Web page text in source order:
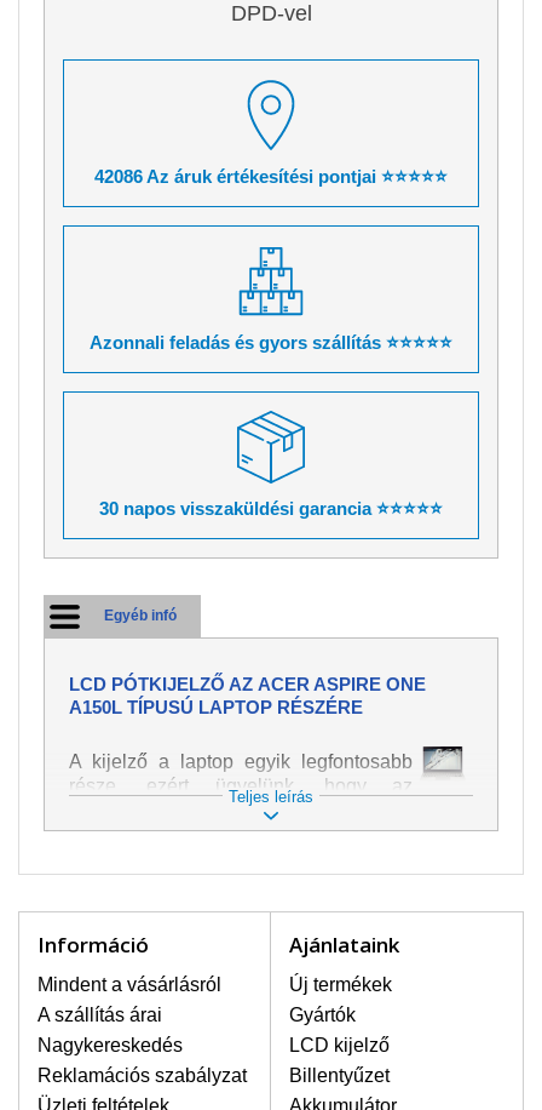
DPD-vel
42086 Az áruk értékesítési pontjai ⭐⭐⭐⭐⭐
Azonnali feladás és gyors szállítás ⭐⭐⭐⭐⭐
30 napos visszaküldési garancia ⭐⭐⭐⭐⭐
Egyéb infó
LCD PÓTKIJELZŐ AZ ACER ASPIRE ONE
A150L TÍPUSÚ LAPTOP RÉSZÉRE
A kijelző a laptop egyik legfontosabb
része, ezért ügyelünk, hogy az
pótalkatrész a legjobb minőségű
legyen. A kép és szöveg különféle
laptoppal legnagyobb óvatossággal
bekövetkezett sérülések közé a
mechanikai sérüléseket lehet besorolni,
mint pl. széttört vagy megrepedt kijelző.
Továbbá még a függőleges csíkozást,
kijelző sötétségét, villogását vagy
egyenetlen fényességét.
Teljes leírás
Információ
Mindent a vásárlásról
A szállítás árai
Nagykereskedés
Reklamációs szabályzat
Üzleti feltételek
Ajánlataink
Új termékek
Gyártók
LCD kijelző
Billentyűzet
Akkumulátor